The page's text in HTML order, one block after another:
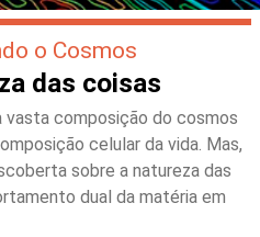
o Cosmos
das coisas
vasta composição do cosmos
celular da vida. Mas,
sobre a natureza das
dual da matéria em